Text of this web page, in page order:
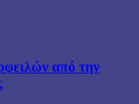
από την